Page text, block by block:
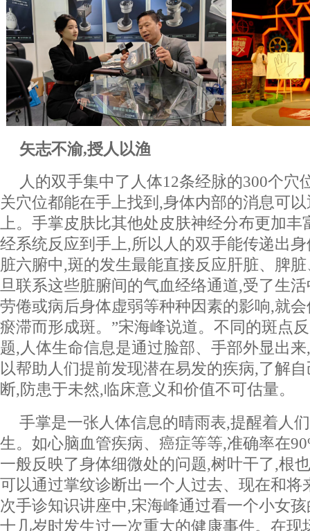
矢志不渝,授人以渔
人的双手集中了人体12条经脉的300个穴
关穴位都能在手上找到,身体内部的消息可
上。手掌皮肤比其他处皮肤神经分布更加
经系统反应到手上,所以人的双手能传递出
脏六腑中,斑的发生最能直接反应肝脏、脾
旦联系这些脏腑间的气血经络通道,受了生
劳倦或病后身体虚弱等种种因素的影响,就
瘀滞而形成斑。”宋海峰说道。不同的斑点
题,人体生命信息是通过脸部、手部外显出
以帮助人们提前发现潜在易发的疾病,了解
断,防患于未然,临床意义和价值不可估量。
手掌是一张人体信息的晴雨表,提醒着人
生。如心脑血管疾病、癌症等等,准确率在
一般反映了身体细微处的问题,树叶干了,根
可以通过掌纹诊断出一个人过去、现在和将
次手诊知识讲座中,宋海峰通过看一个小女
十几岁时发生过一次重大的健康事件。在现